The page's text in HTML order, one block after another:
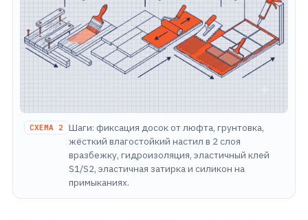
СХЕМА 2 Шаги: фиксация досок от люфта, грунтовка,
жёсткий влагостойкий настил в 2 слоя
вразбежку, гидроизоляция, эластичный клей
S1/S2, эластичная затирка и силикон на
примыканиях.